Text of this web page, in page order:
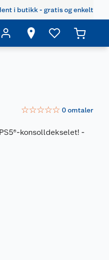
i butikk - gratis og enkelt
☆☆☆☆☆ 0omtaler
konsolldekselet! -